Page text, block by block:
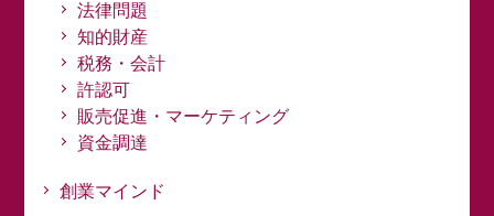
法律問題
知的財産
税務・会計
許認可
販売促進・マーケティング
資金調達
創業マインド